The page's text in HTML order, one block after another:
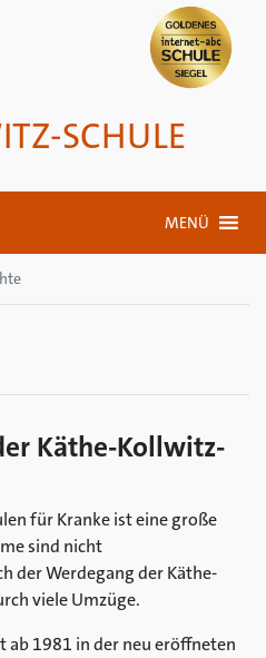
SCHULE
MENÜ
Käthe-Kollwitz-
für Kranke ist eine große
sind nicht
der Werdegang der Käthe-
viele Umzüge.
1981 in der neu eröffneten